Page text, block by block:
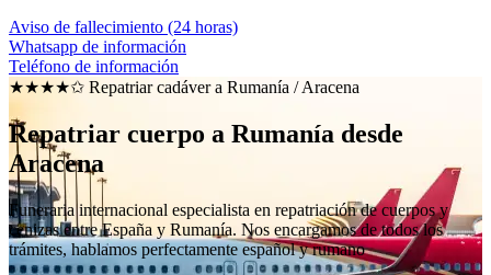
Aviso de fallecimiento (24 horas)
Whatsapp de información
Teléfono de información
★★★★✩ Repatriar cadáver a Rumanía /Aracena
Repatriar cuerpo a Rumanía desde
Aracena
Funeraria internacional especialista en repatriación de cuerpos y
cenizas entre España y Rumanía. Nos encargamos de todos los
trámites, hablamos perfectamente español y rumano